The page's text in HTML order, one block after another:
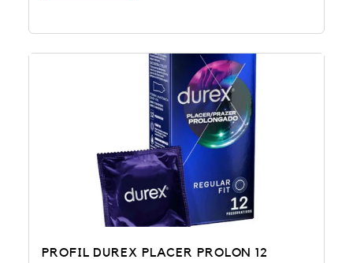
PROFIL DUREX PLACER PROLON 12